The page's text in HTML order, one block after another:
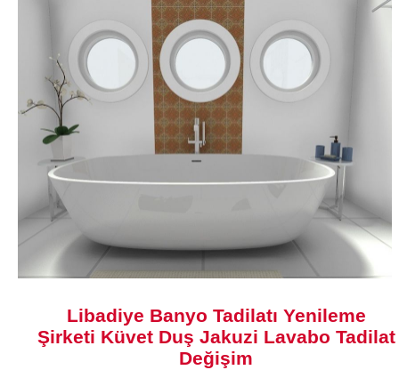
Libadiye Banyo Tadilatı Yenileme
Şirketi Küvet Duş Jakuzi Lavabo Tadilat
Değişim